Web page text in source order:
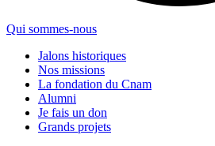
Qui sommes-nous
Jalons historiques
Nos missions
La fondation du Cnam
Alumni
Je fais un don
Grands projets